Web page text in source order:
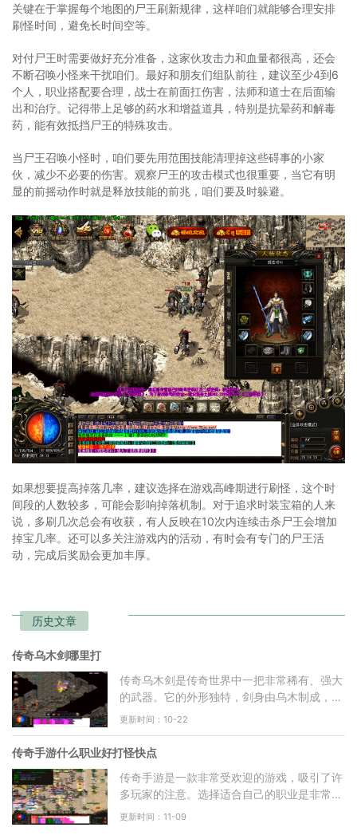
关键在于掌握每个地图的尸王刷新规律，这样咱们就能够合理安排
刷怪时间，避免长时间空等。
对付尸王时需要做好充分准备，这家伙攻击力和血量都很高，还会
不断召唤小怪来干扰咱们。最好和朋友们组队前往，建议至少4到6
个人，职业搭配要合理，战士在前面扛伤害，法师和道士在后面输
出和治疗。记得带上足够的药水和增益道具，特别是抗晕药和解毒
药，能有效抵挡尸王的特殊攻击。
当尸王召唤小怪时，咱们要先用范围技能清理掉这些碍事的小家
伙，减少不必要的伤害。观察尸王的攻击模式也很重要，当它有明
显的前摇动作时就是释放技能的前兆，咱们要及时躲避。
如果想要提高掉落几率，建议选择在游戏高峰期进行刷怪，这个时
间段的人数较多，可能会影响掉落机制。对于追求时装宝箱的人来
说，多刷几次总会有收获，有人反映在10次内连续击杀尸王会增加
掉宝几率。还可以多关注游戏内的活动，有时会有专门的尸王活
动，完成后奖励会更加丰厚。
历史文章
传奇乌木剑哪里打
传奇乌木剑是传奇世界中一把非常稀有、强大
的武器。它的外形独特，剑身由乌木制成，散
发着浓郁的黑色光芒，给人一种神秘的感觉。
更新时间：10-22
传奇手游什么职业好打怪快点
传奇手游是一款非常受欢迎的游戏，吸引了许
多玩家的注意。选择适合自己的职业是非常重
要的，因为不同的职业有着不同的特点和优
更新时间：11-09